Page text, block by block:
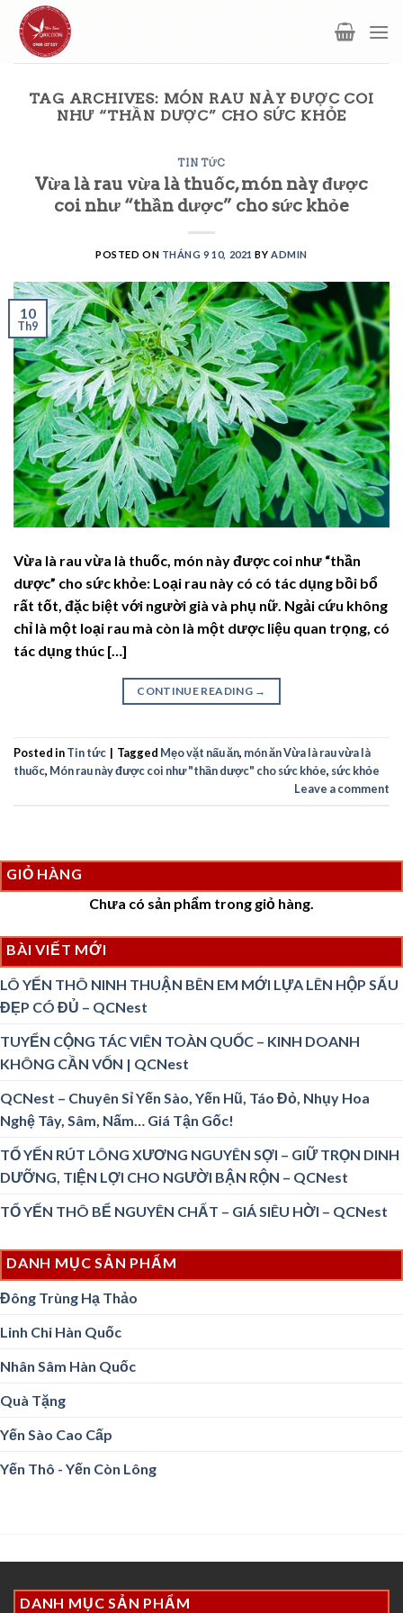
Skip
content
TAG ARCHIVES: MÓN RAU NÀY ĐƯỢC COI
NHƯ “THẦN DƯỢC” CHO SỨC KHỎE
TIN TỨC
Vừa là rau vừa là thuốc, món này được
coi như “thần dược” cho sức khỏe
POSTED ON THÁNG 9 10, 2021 BY ADMIN
10
Th9
Vừa là rau vừa là thuốc, món này được coi như “thần
dược” cho sức khỏe: Loại rau này có có tác dụng bồi bổ
rất tốt, đặc biệt với người già và phụ nữ. Ngải cứu không
chỉ là một loại rau mà còn là một dược liệu quan trọng, có
tác dụng thúc […]
CONTINUE READING →
Posted inTin tức | Tagged Mẹo vặt nấu ăn, món ăn Vừa là rau vừa là
thuốc, Món rau này được coi như "thần dược" cho sức khỏe, sức khỏe
Leave a comment
GIỎ HÀNG
Chưa có sản phẩm trong giỏ hàng.
BÀI VIẾT MỚI
LÔ YẾN THÔ NINH THUẬN BÊN EM MỚI LỰA LÊN HỘP SẤU
ĐẸP CÓ ĐỦ – QCNest
TUYỂN CỘNG TÁC VIÊN TOÀN QUỐC – KINH DOANH
KHÔNG CẦN VỐN | QCNest
QCNest – Chuyên Sỉ Yến Sào, Yến Hũ, Táo Đỏ, Nhụy Hoa
Nghệ Tây, Sâm, Nấm… Giá Tận Gốc!
TỔ YẾN RÚT LÔNG XƯƠNG NGUYÊN SỢI – GIỮ TRỌN DINH
DƯỠNG, TIỆN LỢI CHO NGƯỜI BẬN RỘN – QCNest
TỔ YẾN THÔ BỂ NGUYÊN CHẤT – GIÁ SIÊU HỜI – QCNest
DANH MỤC SẢN PHẨM
Đông Trùng Hạ Thảo
Linh Chi Hàn Quốc
Nhân Sâm Hàn Quốc
Quà Tặng
Yến Sào Cao Cấp
Yến Thô - Yến Còn Lông
DANH MỤC SẢN PHẨM